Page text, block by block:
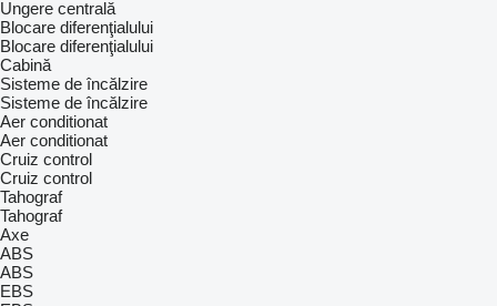
Ungere centrală
Blocare diferenţialului
Blocare diferenţialului
Cabină
Sisteme de încălzire
Sisteme de încălzire
Aer conditionat
Aer conditionat
Cruiz control
Cruiz control
Tahograf
Tahograf
Axe
ABS
ABS
EBS